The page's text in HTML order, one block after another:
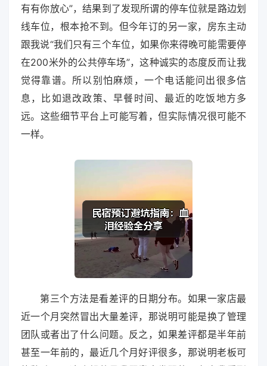
有有你放心”，结果到了发现所谓的停车位就是路边划
线车位，根本抢不到。但今年订的另一家，房东主动
跟我说“我们只有三个车位，如果你来得晚可能需要停
在200米外的公共停车场”，这种诚实的态度反而让我
觉得靠谱。所以别怕麻烦，一个电话能问出很多信
息，比如退改政策、早餐时间、最近的吃饭地方多
远。这些细节平台上可能写着，但实际情况很可能不
一样。
第三个方法是看差评的日期分布。如果一家店最
近一个月突然冒出大量差评，那说明可能是换了管理
团队或者出了什么问题。反之，如果差评都是半年前
甚至一年前的，最近几个月好评很多，那说明老板可